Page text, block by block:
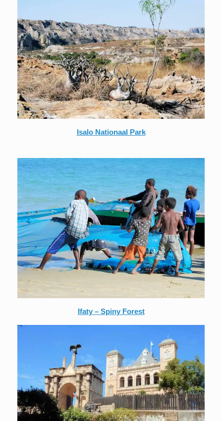
Isalo Nationaal Park
Ifaty – Spiny Forest